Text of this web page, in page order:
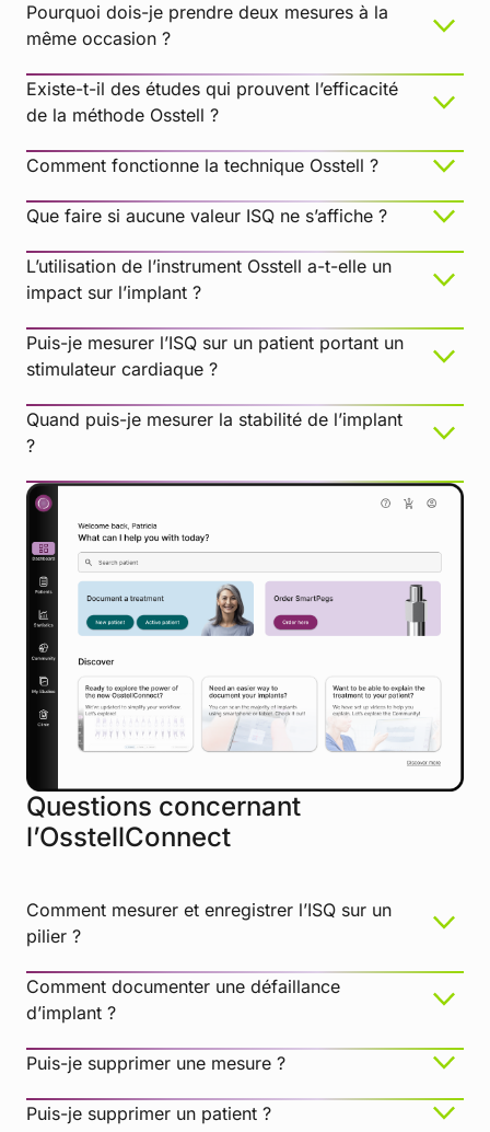
Pourquoi dois-je prendre deux mesures à la
même occasion ?
Existe-t-il des études qui prouvent l’efficacité
de la méthode Osstell ?
Comment fonctionne la technique Osstell ?
Que faire si aucune valeur ISQ ne s’affiche ?
La distance par rapport à l’instrument est trop
L’angle doit être ajusté
Assurez-vous de disposer du type de SmartPeg
adapté à l’implant spécifique
La plateforme de l’implant n’est pas propre
Le SmartPeg est usagé ou endommagé
L’utilisation de l’instrument Osstell a-t-elle un
impact sur l’implant ?
Puis-je mesurer l’ISQ sur un patient portant un
stimulateur cardiaque ?
Quand puis-je mesurer la stabilité de l’implant
?
Questions concernant
l’OsstellConnect
Comment mesurer et enregistrer l’ISQ sur un
pilier ?
Comment documenter une défaillance
d’implant ?
Puis-je supprimer une mesure ?
Puis-je supprimer un patient ?